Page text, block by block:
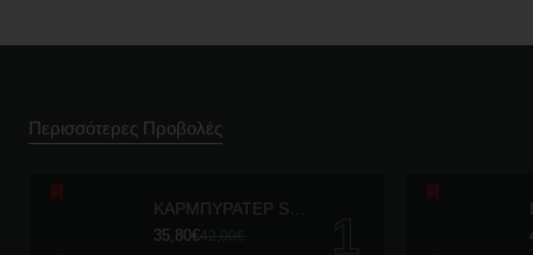
Περισσότερες Προβολές
ΚΑΡΜΠΥΡΑΤΕΡ SHARK 26mm DT175
35,80€